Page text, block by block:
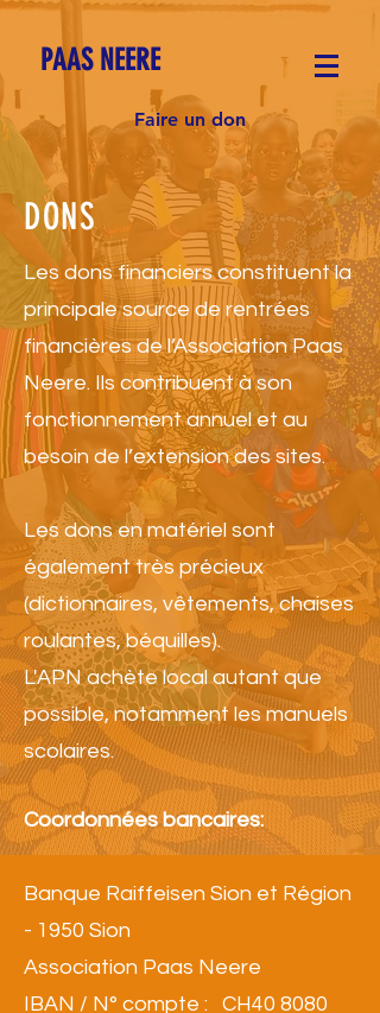
PAAS NEERE
Faire un don
DONS
Les dons financiers constituent la
principale source de rentrées
financières de l’Association Paas
Neere. Ils contribuent à son
fonctionnement annuel et au
besoin de l’extension des sites.
Les dons en matériel sont
également très précieux
(dictionnaires, vêtements, chaises
roulantes, béquilles).
L'APN achète local autant que
possible, notamment les manuels
scolaires.
Coordonnées bancaires:
Banque Raiffeisen Sion et Région
- 1950 Sion
Association Paas Neere
IBAN / N° compte : CH40 8080